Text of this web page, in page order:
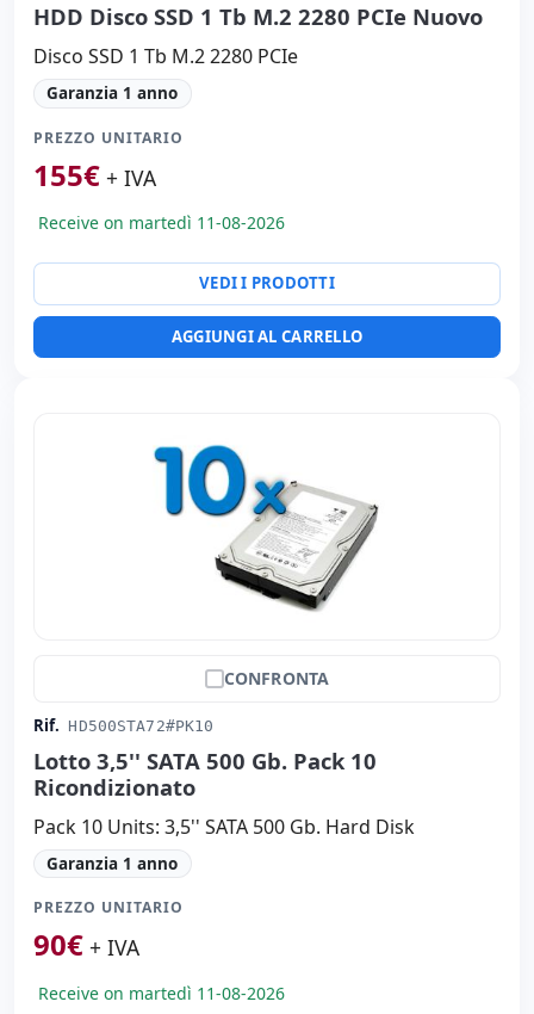
HDD Disco SSD 1 Tb M.2 2280 PCIe Nuovo
Disco SSD 1 Tb M.2 2280 PCIe
Garanzia 1 anno
PREZZO UNITARIO
155€ + IVA
Receive on martedì 11-08-2026
VEDI I PRODOTTI
AGGIUNGI AL CARRELLO
CONFRONTA
Rif. HD500STA72#PK10
Lotto 3,5'' SATA 500 Gb. Pack 10
Ricondizionato
Pack 10 Units: 3,5'' SATA 500 Gb. Hard Disk
Garanzia 1 anno
PREZZO UNITARIO
90€ + IVA
Receive on martedì 11-08-2026